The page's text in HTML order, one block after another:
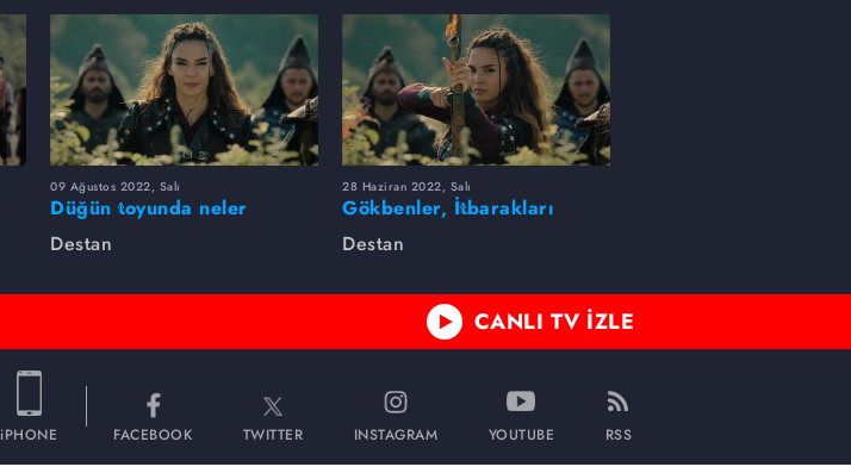
09 Ağustos 2022, Salı
Düğün toyunda neler
yaşandı?
Destan
28 Haziran 2022, Salı
Gökbenler, İtbarakları
yenerek Batı Gök
Kağanlığını geri aldı!
Destan
CANLI TV İZLE
iPHONE FACEBOOK TWITTER INSTAGRAM YOUTUBE RSS